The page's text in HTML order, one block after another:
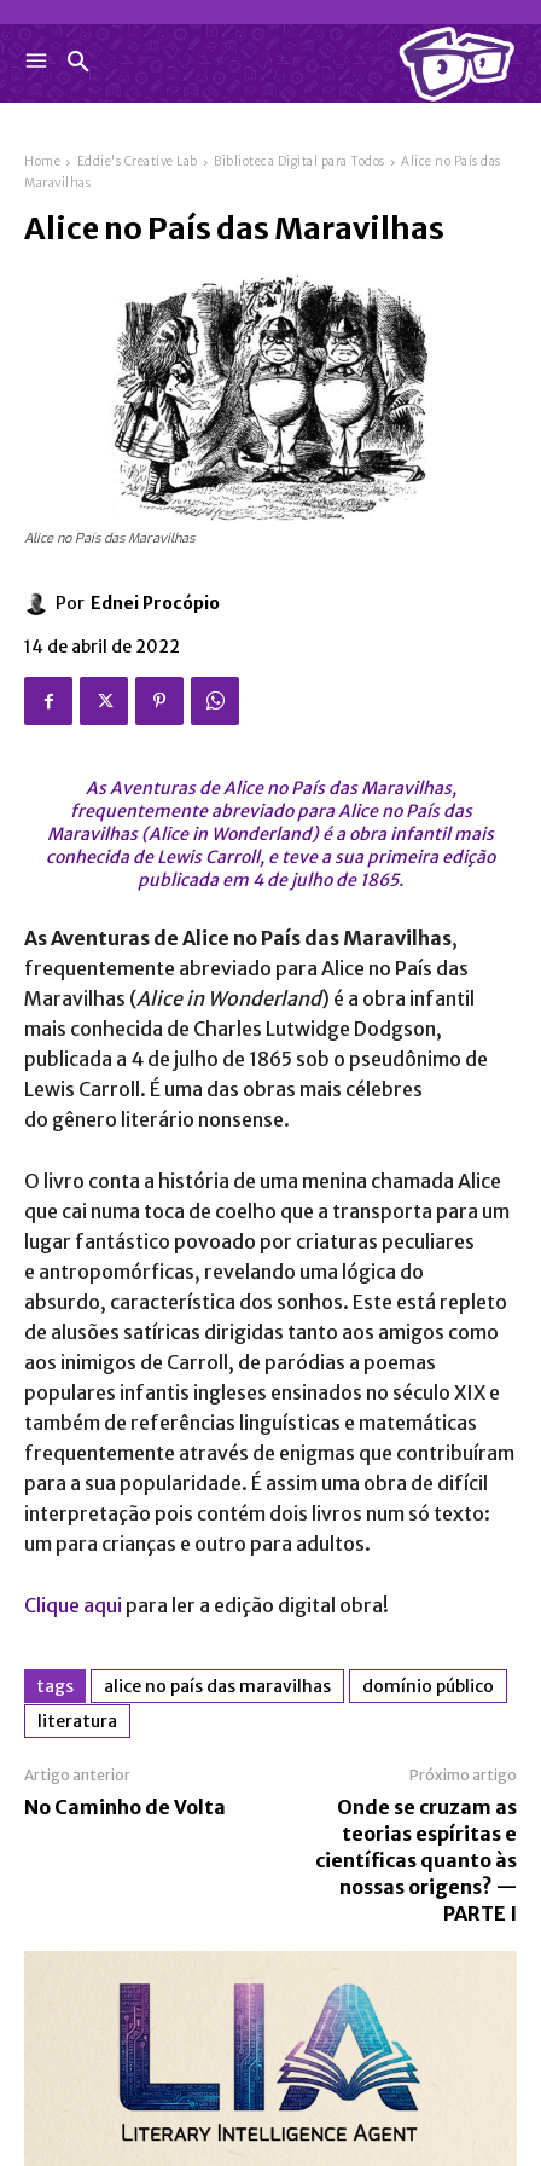
Home Eddie's Creative Lab Biblioteca Digital para Todos
Alice no País das
Maravilhas
Alice no País das Maravilhas
Alice no País das Maravilhas
Por Ednei Procópio
14 de abril de 2022
As Aventuras de Alice no País das Maravilhas,
frequentemente abreviado para Alice no País das
Maravilhas (Alice in Wonderland) é a obra infantil mais
conhecida de Lewis Carroll, e teve a sua primeira edição
publicada em 4 de julho de 1865.
As Aventuras de Alice no País das Maravilhas,
frequentemente abreviado para Alice no País das
Maravilhas (Alice in Wonderland) é a obra infantil
mais conhecida de Charles Lutwidge Dodgson,
publicada a 4 de julho de 1865 sob o pseudônimo de
Lewis Carroll. É uma das obras mais célebres
do gênero literário nonsense.
O livro conta a história de uma menina chamada Alice
que cai numa toca de coelho que a transporta para um
lugar fantástico povoado por criaturas peculiares
e antropomórficas, revelando uma lógica do
absurdo, característica dos sonhos. Este está repleto
de alusões satíricas dirigidas tanto aos amigos como
aos inimigos de Carroll, de paródias a poemas
populares infantis ingleses ensinados no século XIX e
também de referências linguísticas e matemáticas
frequentemente através de enigmas que contribuíram
para a sua popularidade. É assim uma obra de difícil
interpretação pois contém dois livros num só texto:
um para crianças e outro para adultos.
Clique aqui para ler a edição digital obra!
tags alice no país das maravilhas
domínio público
literatura
Artigo anterior
No Caminho de Volta
Próximo artigo
Onde se cruzam as
teorias espíritas e
científicas quanto às
nossas origens? —
PARTE I